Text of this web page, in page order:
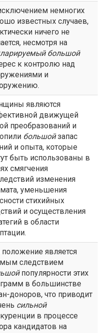
немногих
известных случаев,
ничего не
несмотря на
большой
к контролю над
и
являются
движущей
преобразований и
большойзапас
и опыта, которые
быть использованы в
смягчения
изменения
уменьшения
стихийных
и осуществления
в области
положение является
следствием
популярности этих
в большинстве
доноров, что приводит
сильной
в процессе
кандидатов на